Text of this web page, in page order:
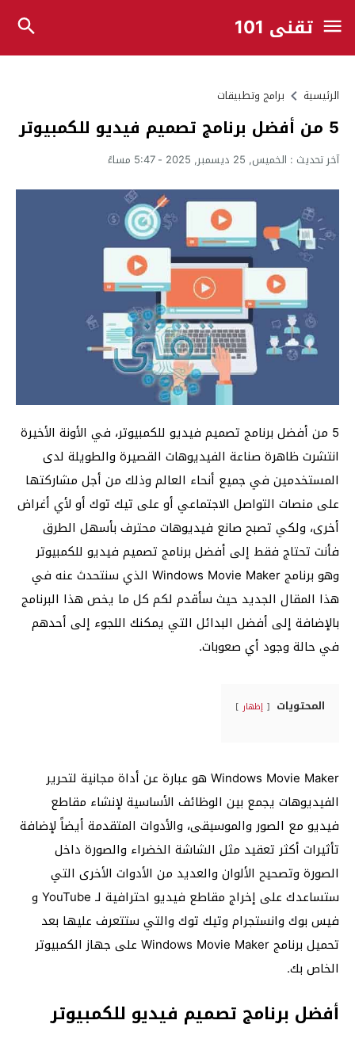
تقني 101
الرئيسية برامج وتطبيقات
5 من أفضل برنامج تصميم فيديو للكمبيوتر
آخر تحديث : الخميس, 25 ديسمبر, 2025 - 5:47 مساءً
5 من أفضل برنامج تصميم فيديو للكمبيوتر، في الأونة الأخيرة
انتشرت ظاهرة صناعة الفيديوهات القصيرة والطويلة لدى
المستخدمين في جميع أنحاء العالم وذلك من أجل مشاركتها
على منصات التواصل الاجتماعي أو على تيك توك أو لأي أغراض
أخرى، ولكي تصبح صانع فيديوهات محترف بأسهل الطرق
فأنت تحتاج فقط إلى أفضل برنامج تصميم فيديو للكمبيوتر
وهو برنامج Windows Movie Maker الذي سنتحدث عنه في
هذا المقال الجديد حيث سأقدم لكم كل ما يخص هذا البرنامج
بالإضافة إلى أفضل البدائل التي يمكنك اللجوء إلى أحدهم
في حالة وجود أي صعوبات.
المحتويات إظهار
Windows Movie Maker هو عبارة عن أداة مجانية لتحرير
الفيديوهات يجمع بين الوظائف الأساسية لإنشاء مقاطع
فيديو مع الصور والموسيقى، والأدوات المتقدمة أيضاً لإضافة
تأثيرات أكثر تعقيد مثل الشاشة الخضراء والصورة داخل
الصورة وتصحيح الألوان والعديد من الأدوات الأخرى التي
ستساعدك على إخراج مقاطع فيديو احترافية لـ YouTube و
فيس بوك وانستجرام وتيك توك والتي ستتعرف عليها بعد
تحميل برنامج Windows Movie Maker على جهاز الكمبيوتر
الخاص بك.
أفضل برنامج تصميم فيديو للكمبيوتر